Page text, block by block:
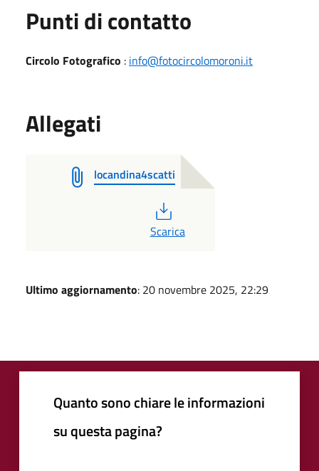
Punti di contatto
Circolo Fotografico : info@fotocircolomoroni.it
Allegati
locandina4scatti
PDF
Scarica
Ultimo aggiornamento: 20 novembre 2025, 22:29
Quanto sono chiare le informazioni
su questa pagina?